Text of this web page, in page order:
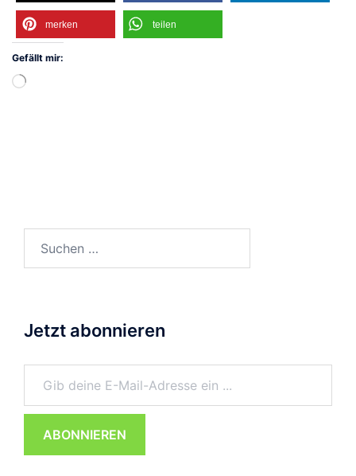
merken teilen
Gefällt mir:
Wird
Jetzt abonnieren
Gib deine E-Mail-Adresse ein ...
ABONNIEREN